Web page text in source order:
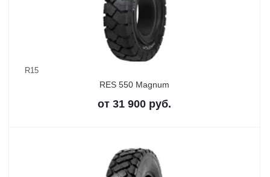
R15
RES 550 Magnum
от 31 900 руб.